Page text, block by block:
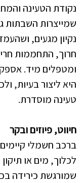
נקודת הטעינה
שמייצרות השבתות
נקיון מגעים,
חרוך, התחממות
ומטפלים מיד.
היא ליצור בעיות,
טעינה מוסדרת.
חיווט, פיוזים ובקר
ברכב חשמלי
לכלוך, מים או
שמורגשת כירידה